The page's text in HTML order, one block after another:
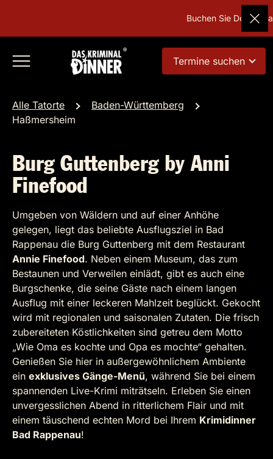
Buchen Sie
Termine suchen
Alle Tatorte
Baden-Württemberg
Haßmersheim
Burg Guttenberg by Anni
Finefood
Umgeben von Wäldern und auf einer Anhöhe
gelegen, liegt das beliebte Ausflugsziel in Bad
Rappenau die Burg Guttenberg mit dem Restaurant
Annie Finefood. Neben einem Museum, das zum
Bestaunen und Verweilen einlädt, gibt es auch eine
Burgschenke, die seine Gäste nach einem langen
Ausflug mit einer leckeren Mahlzeit beglückt. Gekocht
wird mit regionalen und saisonalen Zutaten. Die frisch
zubereiteten Köstlichkeiten sind getreu dem Motto
„Wie Oma es kochte und Opa es mochte“ gehalten.
Genießen Sie hier in außergewöhnlichem Ambiente
ein exklusives Gänge-Menü, während Sie bei einem
spannenden Live-Krimi miträtseln. Erleben Sie einen
unvergesslichen Abend in ritterlichem Flair und mit
einem täuschend echten Mord bei Ihrem Krimidinner
Bad Rappenau!